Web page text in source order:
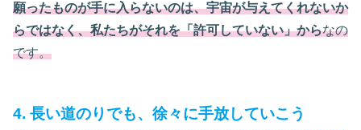
願ったものが手に入らないのは、宇宙が与えてくれないか
らではなく、私たちがそれを「許可していない」からなの
です。
4. 長い道のりでも、徐々に手放していこう